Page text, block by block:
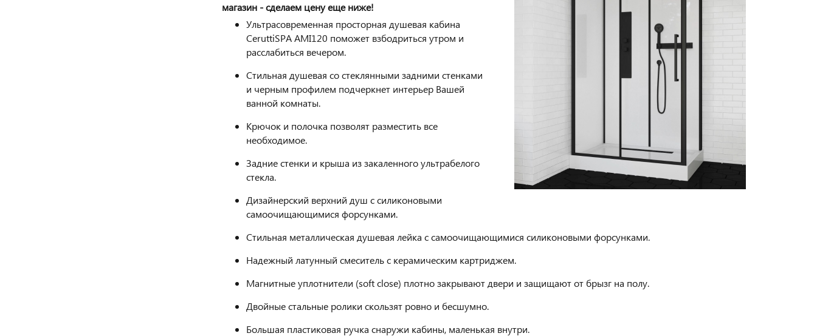
магазин - сделаем цену еще ниже!
Ультрасовременная просторная душевая кабина
CeruttiSPA AMI120 поможет взбодриться утром и
расслабиться вечером.
Стильная душевая со стеклянными задними стенками
и черным профилем подчеркнет интерьер Вашей
ванной комнаты.
Крючок и полочка позволят разместить все
необходимое.
Задние стенки и крыша из закаленного ультрабелого
стекла.
Дизайнерский верхний душ с силиконовыми
самоочищающимися форсунками.
Стильная металлическая душевая лейка с самоочищающимися силиконовыми форсунками.
Надежный латунный смеситель с керамическим картриджем.
Магнитные уплотнители (soft close) плотно закрывают двери и защищают от брызг на полу.
Двойные стальные ролики скользят ровно и бесшумно.
Большая пластиковая ручка снаружи кабины, маленькая внутри.